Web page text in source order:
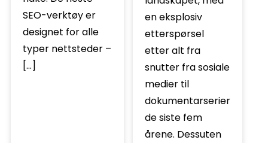
SEO-verktøy er
designet for alle
typer nettsteder –
[…]
en eksplosiv
etterspørsel
etter alt fra
snutter fra sosiale
medier til
dokumentarserier
de siste fem
årene. Dessuten